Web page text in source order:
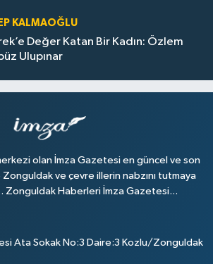
KALMAOĞLU
Değer Katan Bir Kadın: Özlem
Ulupınar
olan İmza Gazetesi en güncel ve son
ve çevre illerin nabzını tutmaya
Zonguldak Haberleri İmza Gazetesi...
Ata Sokak No:3 Daire:3 Kozlu/Zonguldak